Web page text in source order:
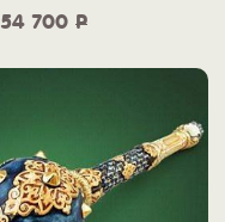
54 700 Р